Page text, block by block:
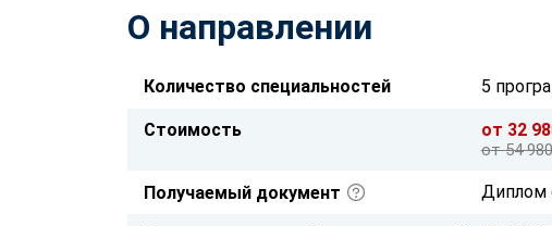
О направлении
Количество специальностей 5
Стоимость от 32
от 54
Получаемый документ Диплом